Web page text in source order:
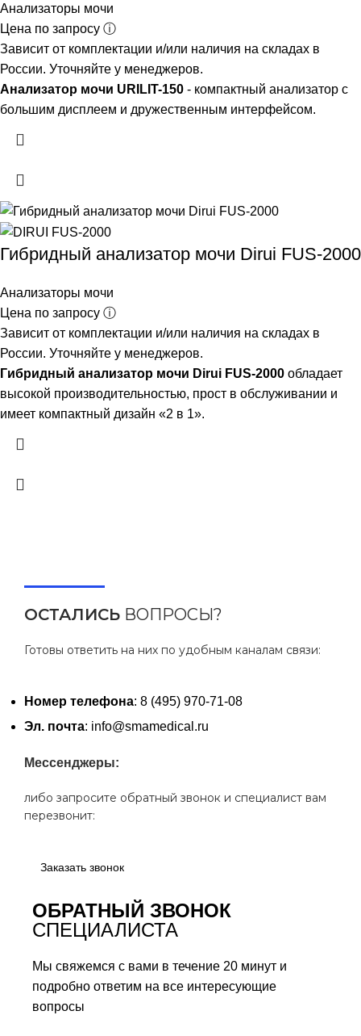
Анализаторы мочи
Цена по запросу ⓘ
Зависит от комплектации и/или наличия на складах в
России. Уточняйте у менеджеров.
Анализатор мочи URILIT-150 - компактный анализатор с
большим дисплеем и дружественным интерфейсом.
Гибридный анализатор мочи Dirui FUS-2000
Анализаторы мочи
Цена по запросу ⓘ
Зависит от комплектации и/или наличия на складах в
России. Уточняйте у менеджеров.
Гибридный анализатор мочи Dirui FUS-2000 обладает
высокой производительностью, прост в обслуживании и
имеет компактный дизайн «2 в 1».
ОСТАЛИСЬ ВОПРОСЫ?
Готовы ответить на них по удобным каналам связи:
Номер телефона: 8 (495) 970-71-08
Эл. почта: info@smamedical.ru
Мессенджеры:
либо запросите обратный звонок и специалист вам
перезвонит:
Заказать звонок
ОБРАТНЫЙ ЗВОНОК
СПЕЦИАЛИСТА
Мы свяжемся с вами в течение 20 минут и
подробно ответим на все интересующие
вопросы